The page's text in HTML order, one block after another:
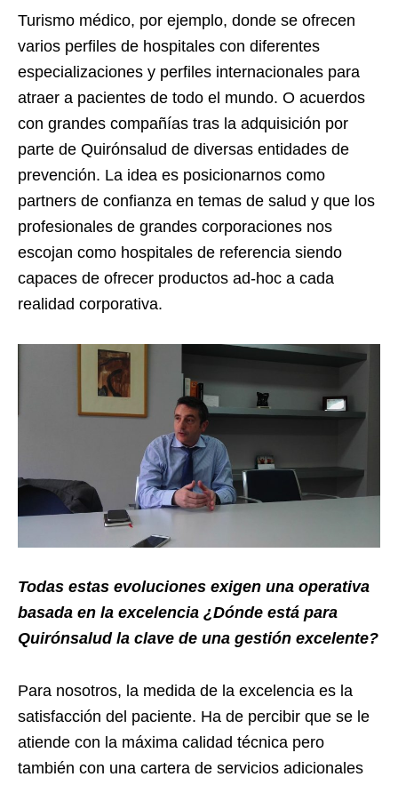
Turismo médico, por ejemplo, donde se ofrecen
varios perfiles de hospitales con diferentes
especializaciones y perfiles internacionales para
atraer a pacientes de todo el mundo. O acuerdos
con grandes compañías tras la adquisición por
parte de Quirónsalud de diversas entidades de
prevención. La idea es posicionarnos como
partners de confianza en temas de salud y que los
profesionales de grandes corporaciones nos
escojan como hospitales de referencia siendo
capaces de ofrecer productos ad-hoc a cada
realidad corporativa.
Todas estas evoluciones exigen una operativa
basada en la excelencia ¿Dónde está para
Quirónsalud la clave de una gestión excelente?
Para nosotros, la medida de la excelencia es la
satisfacción del paciente. Ha de percibir que se le
atiende con la máxima calidad técnica pero
también con una cartera de servicios adicionales